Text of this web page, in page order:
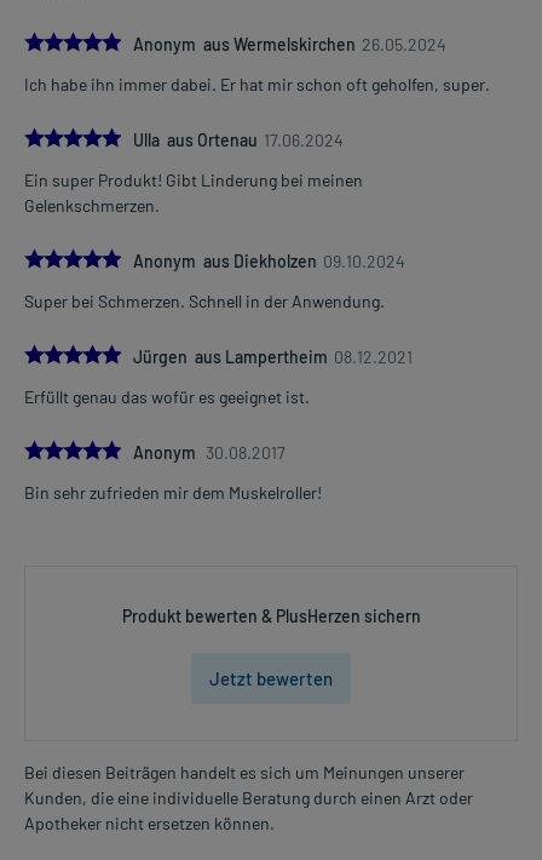
5.0Anonym aus Wermelskirchen 26.05.2024
Ich habe ihn immer dabei. Er hat mir schon oft geholfen, super.
5.0
Ulla aus Ortenau 17.06.2024
Ein super Produkt! Gibt Linderung bei meinen
Gelenkschmerzen.
5.0Anonym aus Diekholzen 09.10.2024
Super bei Schmerzen. Schnell in der Anwendung.
5.0
Jürgen aus Lampertheim 08.12.2021
Erfüllt genau das wofür es geeignet ist.
5.0Anonym 30.08.2017
Bin sehr zufrieden mir dem Muskelroller!
Produkt bewerten & PlusHerzen sichern
Jetzt bewerten
Bei diesen Beiträgen handelt es sich um Meinungen unserer
Kunden, die eine individuelle Beratung durch einen Arzt oder
Apotheker nicht ersetzen können.